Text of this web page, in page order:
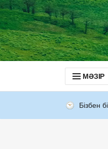
МӘЗІР
Бізбен